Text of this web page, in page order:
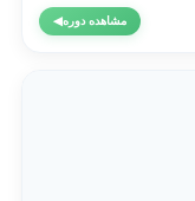
مشاهده دوره◀